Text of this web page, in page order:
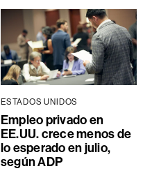
ESTADOS UNIDOS
Empleo privado en
EE.UU. crece menos de
lo esperado en julio,
según ADP